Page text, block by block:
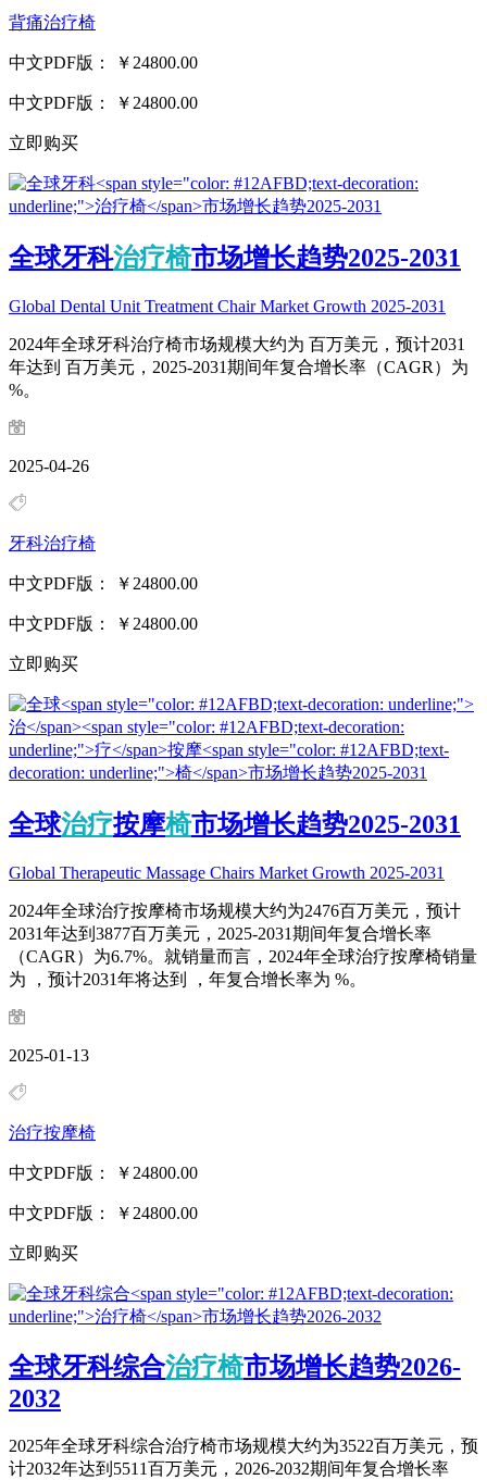
背痛治疗椅
中文PDF版： ￥24800.00
中文PDF版： ￥24800.00
立即购买
全球牙科治疗椅市场增长趋势2025-2031
Global Dental Unit Treatment Chair Market Growth 2025-2031
2024年全球牙科治疗椅市场规模大约为 百万美元，预计2031
年达到 百万美元，2025-2031期间年复合增长率（CAGR）为
%。
2025-04-26
牙科治疗椅
中文PDF版： ￥24800.00
中文PDF版： ￥24800.00
立即购买
全球治疗按摩椅市场增长趋势2025-2031
Global Therapeutic Massage Chairs Market Growth 2025-2031
2024年全球治疗按摩椅市场规模大约为2476百万美元，预计
2031年达到3877百万美元，2025-2031期间年复合增长率
（CAGR）为6.7%。就销量而言，2024年全球治疗按摩椅销量
为 ，预计2031年将达到 ，年复合增长率为 %。
2025-01-13
治疗按摩椅
中文PDF版： ￥24800.00
中文PDF版： ￥24800.00
立即购买
全球牙科综合治疗椅市场增长趋势2026-
2032
2025年全球牙科综合治疗椅市场规模大约为3522百万美元，预
计2032年达到5511百万美元，2026-2032期间年复合增长率